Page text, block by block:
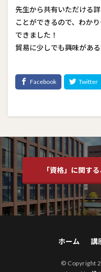
先生から共有いただける
ことができるので、わか
できました！
貿易に少しでも興味があ
「資格」に関す
ホーム 講
© Copyright